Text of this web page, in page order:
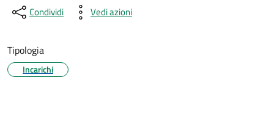
Condividi Vedi azioni
Tipologia
Incarichi